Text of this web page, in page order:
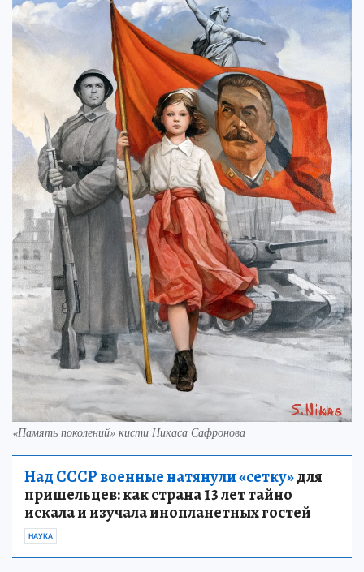
«Память поколений» кисти Никаса Сафронова
Над СССР военные натянули «сетку»для
пришельцев: как страна 13 лет тайно
искала и изучала инопланетных гостей
НАУКА